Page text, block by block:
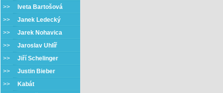
>>
Iveta Bartošová
>> Janek Ledecký
>> Jarek Nohavica
>> Jaroslav Uhlíř
>> Jiří Schelinger
>> Justin Bieber
>>
Kabát